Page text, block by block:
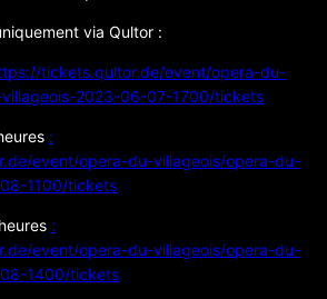
via Qultor :
tickets.qultor.de/event/opera-du-
2023-06-07-1700/tickets
:
event/opera-du-villageois/opera-du-
1100/tickets
:
event/opera-du-villageois/opera-du-
1400/tickets